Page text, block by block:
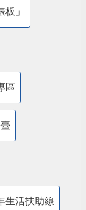
」
區
生活扶助線